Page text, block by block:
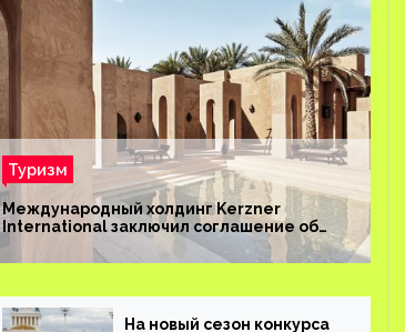
Туризм
Международный холдинг Kerzner
International заключил соглашение об
управлении курортом Bab Al Shams Desert
Resort в Дубае
На новый сезон конкурса